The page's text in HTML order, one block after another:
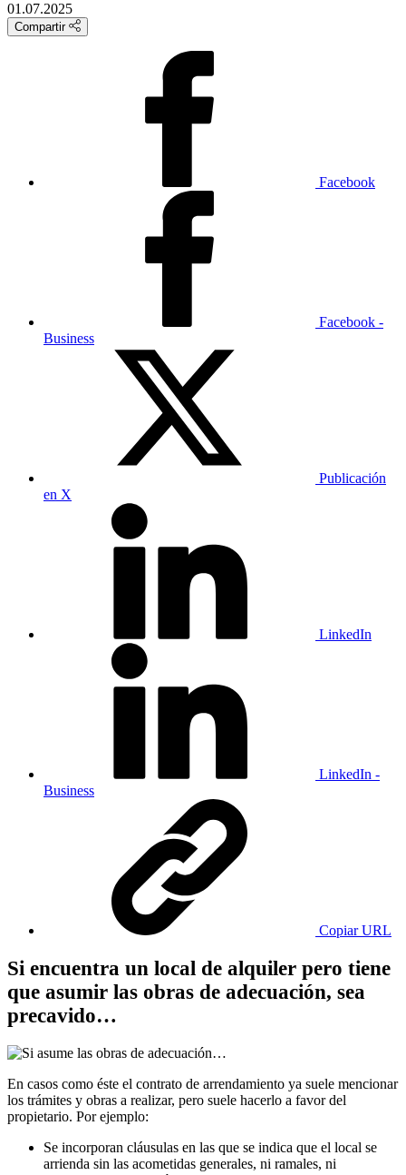
01.07.2025
Compartir
Facebook
Facebook -
Business
Publicación
en X
LinkedIn
LinkedIn -
Business
Copiar URL
Si encuentra un local de alquiler pero tiene
que asumir las obras de adecuación, sea
precavido…
En casos como éste el contrato de arrendamiento ya suele mencionar
los trámites y obras a realizar, pero suele hacerlo a favor del
propietario. Por ejemplo:
Se incorporan cláusulas en las que se indica que el local se
arrienda sin las acometidas generales, ni ramales, ni